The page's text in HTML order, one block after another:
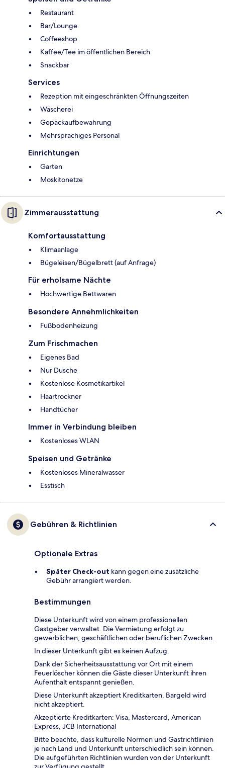
Restaurant
Bar/Lounge
Coffeeshop
Kaffee/Tee im öffentlichen Bereich
Snackbar
Services
Rezeption mit eingeschränkten Öffnungszeiten
Wäscherei
Gepäckaufbewahrung
Mehrsprachiges Personal
Einrichtungen
Garten
Moskitonetze
Zimmerausstattung
Komfortausstattung
Klimaanlage
Bügeleisen/Bügelbrett (auf Anfrage)
Für erholsame Nächte
Hochwertige Bettwaren
Besondere Annehmlichkeiten
Fußbodenheizung
Zum Frischmachen
Eigenes Bad
Nur Dusche
Kostenlose Kosmetikartikel
Haartrockner
Handtücher
Immer in Verbindung bleiben
Kostenloses WLAN
Speisen und Getränke
Kostenloses Mineralwasser
Esstisch
Gebühren & Richtlinien
Optionale Extras
Später Check-out kann gegen eine zusätzliche
Gebühr arrangiert werden.
Bestimmungen
Diese Unterkunft wird von einem professionellen
Gastgeber verwaltet. Die Vermietung erfolgt zu
gewerblichen, geschäftlichen oder beruflichen Zwecken.
In dieser Unterkunft gibt es keinen Aufzug.
Dank der Sicherheitsausstattung vor Ort mit einem
Feuerlöscher können die Gäste dieser Unterkunft ihren
Aufenthalt entspannt genießen.
Diese Unterkunft akzeptiert Kreditkarten. Bargeld wird
nicht akzeptiert.
Akzeptierte Kreditkarten: Visa, Mastercard, American
Express, JCB International
Bitte beachte, dass kulturelle Normen und Gastrichtlinien
je nach Land und Unterkunft unterschiedlich sein können.
Die aufgeführten Richtlinien wurden von der Unterkunft